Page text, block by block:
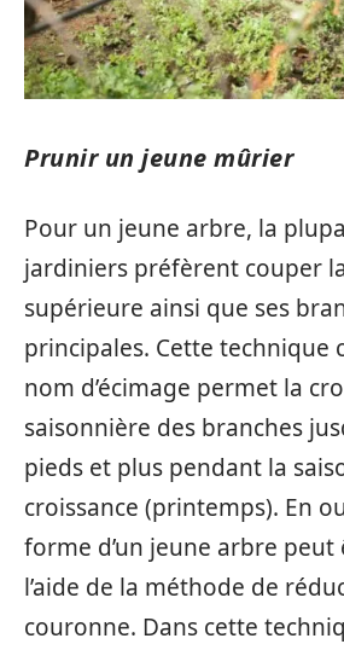
Prunir un jeune mûrier
Pour un jeune arbre, la
jardiniers préfèrent couper
supérieure ainsi que ses
principales. Cette technique
nom d’écimage permet la
saisonnière des branches
pieds et plus pendant la
croissance (printemps). En
forme d’un jeune arbre peut
l’aide de la méthode de
couronne. Dans cette